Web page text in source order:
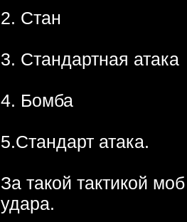
2. Стан
3. Стандартная атака
4. Бомба
5.Стандарт атака.
За такой тактикой
удара.